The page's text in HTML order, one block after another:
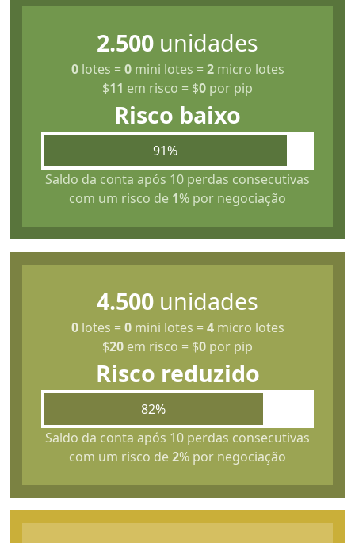
2.500 unidades
0lotes =0mini lotes =2micro lotes
$11 em risco = $0 por pip
Risco baixo
91%
Saldo da conta após 10 perdas consecutivas
com um risco de 1% por negociação
4.500 unidades
0lotes =0mini lotes =4micro lotes
$20 em risco = $0 por pip
Risco reduzido
82%
Saldo da conta após 10 perdas consecutivas
com um risco de2% por negociação